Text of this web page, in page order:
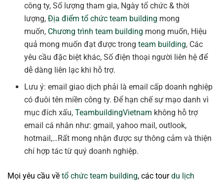
công ty, Số lượng tham gia, Ngày tổ chức & thời
lượng,Địa điểm tổ chức team building mong
muốn, Chương trình team building mong muốn, Hiệu
quả mong muốn đạt được trongteam building, Các
yêu cầu đặc biệt khác, Số điện thoại người liên hệ để
dễ dàng liên lạc khi hỗ trợ.
Lưu ý: email giao dịch phải là email cấp doanh nghiệp
có đuôi tên miền công ty. Để hạn chế sự mạo danh vì
mục đích xấu,TeambuildingVietnam không hỗ trợ
email cá nhân như: gmail, yahoo mail, outlook,
hotmail,…Rất mong nhận được sự thông cảm và thiện
chí hợp tác từ quý doanh nghiệp.
Mọi yêu cầu về tổ chức team building, các tourdu lịch